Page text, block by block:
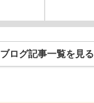
ブログ記事一覧を見る